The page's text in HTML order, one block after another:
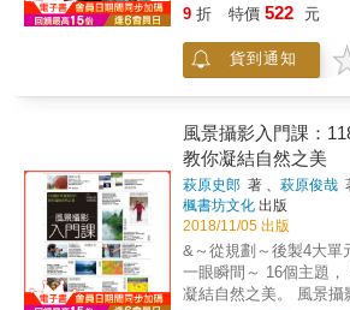
藍色變成粉紅色，一切
好。 ‧土林深處的古格王朝遺址是我的必訪之
地。我從遺址下來，回
薄的雲層中傾瀉下來，
間，宛如神的王國。 ‧太陽穿過厚厚的雲層，溫
暖的光線投射到湖對岸
一排雪山上。我小心翼
面，以冰裂縫為前景，
拍攝下藍調冰面、暖調
日出還沒有開始，湖面
了更多層次。我耐心地
夫，雲層翻捲、聚集、
大的羊毛氈氣勢恢宏地
如何才能留下心中震撼
色：本書除了與讀者分
會注意的大小細節，每
美麗的風景，更讓每張
看見。
9 折 特價 522 元
貨到通知
風景攝影入門課：
教你凝結自然之美
萩原史郎 著 、萩原俊哉
楓書坊文化 出版
2018/11/05 出版
&～從規劃～後製4大單
一眼瞬間～ 16個主題， 118個自然寫真技巧，
凝結自然之美。 風景攝影師不同於其他攝影類